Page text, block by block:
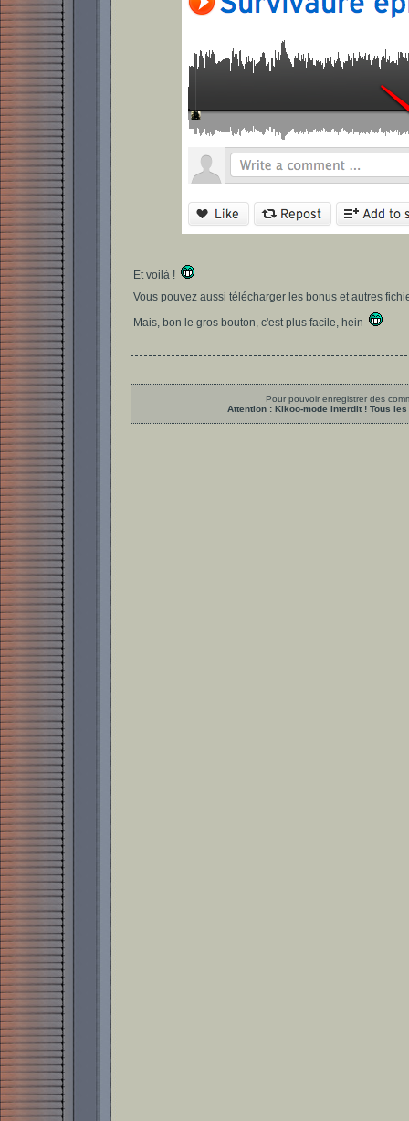
Et voilà !
Vous pouvez aussi télécharger les bonus et autres
Mais, bon le gros bouton, c'est plus facile, hein
Pour pouvoir enregistrer des
Attention : Kikoo-mode interdit ! Tous